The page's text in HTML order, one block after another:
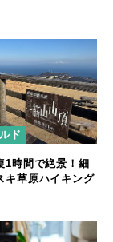
ド
1時間で絶景！細
キ草原ハイキング